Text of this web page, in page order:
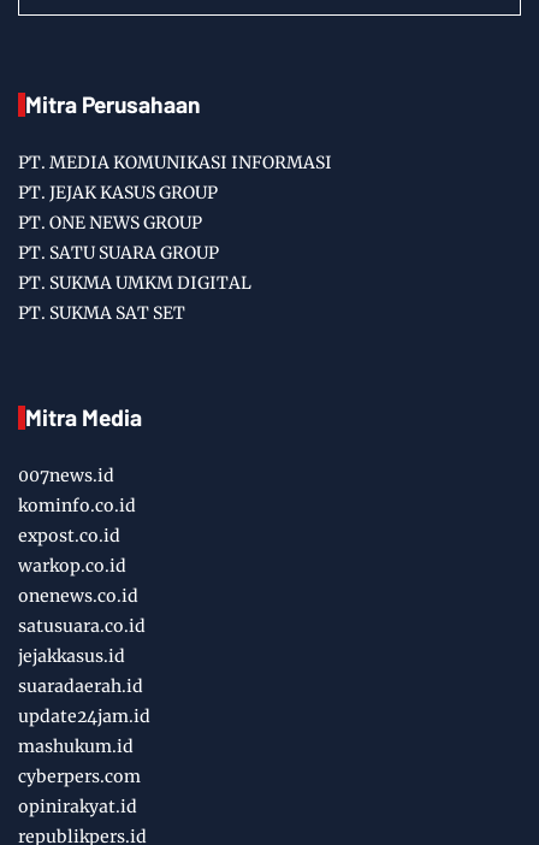
Mitra Perusahaan
PT. MEDIA KOMUNIKASI INFORMASI
PT. JEJAK KASUS GROUP
PT. ONE NEWS GROUP
PT. SATU SUARA GROUP
PT. SUKMA UMKM DIGITAL
PT. SUKMA SAT SET
Mitra Media
007news.id
kominfo.co.id
expost.co.id
warkop.co.id
onenews.co.id
satusuara.co.id
jejakkasus.id
suaradaerah.id
update24jam.id
mashukum.id
cyberpers.com
opinirakyat.id
republikpers.id